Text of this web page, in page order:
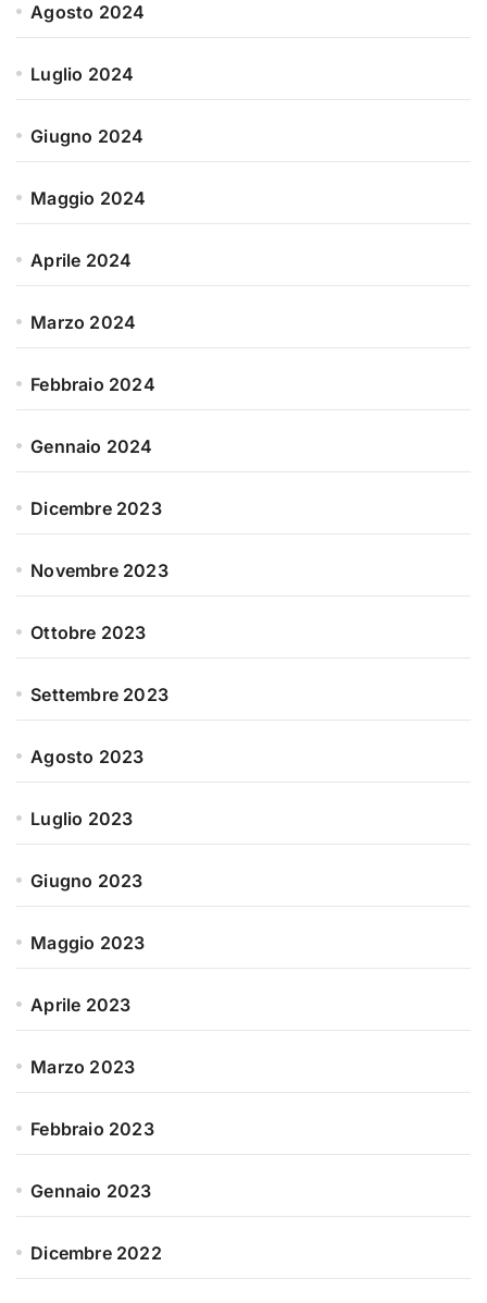
Agosto 2024
Luglio 2024
Giugno 2024
Maggio 2024
Aprile 2024
Marzo 2024
Febbraio 2024
Gennaio 2024
Dicembre 2023
Novembre 2023
Ottobre 2023
Settembre 2023
Agosto 2023
Luglio 2023
Giugno 2023
Maggio 2023
Aprile 2023
Marzo 2023
Febbraio 2023
Gennaio 2023
Dicembre 2022